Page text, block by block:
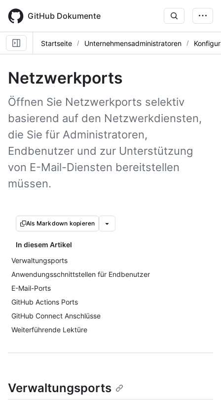
main
content
GitHub Dokumente
Startseite Unternehmensadministratoren
Netzwerkports
Öffnen Sie Netzwerkports selektiv
basierend auf den Netzwerkdiensten,
die Sie für Administratoren,
Endbenutzer und zur Unterstützung
von E-Mail-Diensten bereitstellen
müssen.
Als Markdown kopieren
In diesem Artikel
Verwaltungsports
Anwendungsschnittstellen für Endbenutzer
E-Mail-Ports
GitHub Actions Ports
GitHub Connect Anschlüsse
Weiterführende Lektüre
Verwaltungsports